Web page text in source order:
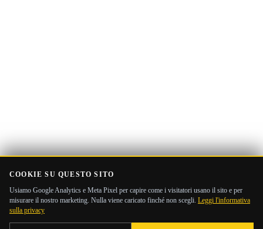
COOKIE SU QUESTO SITO
Usiamo Google Analytics e Meta Pixel per capire come i visitatori usano il sito e per
misurare il nostro marketing. Nulla viene caricato finché non scegli. Leggi l'informativa
sulla privacy